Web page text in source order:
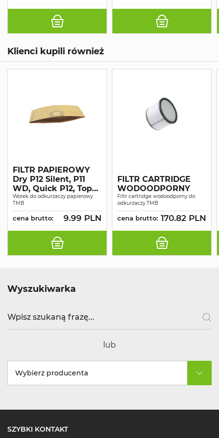
Klienci kupili również
FILTR PAPIEROWY
Dry P12 Silent, P11
WD, Quick P12, Top
Ext P12
Worek do odkurzaczy papierowy
TMB
cena brutto: 9.99 PLN
FILTR CARTRIDGE
WODOODPORNY
Filtr cartridge wodoodporny do
odkurzaczy TMB
cena brutto: 170.82 PLN
Wyszukiwarka
lub
Wybierz producenta
SZYBKI KONTAKT